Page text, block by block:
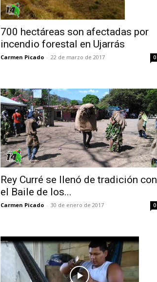
700 hectáreas son afectadas por
incendio forestal en Ujarrás
Carmen Picado - 22 de marzo de 2017 0
Rey Curré se llenó de tradición con
el Baile de los...
Carmen Picado - 30 de enero de 2017 0